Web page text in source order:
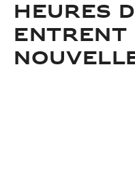
HEURES
ENTRENT